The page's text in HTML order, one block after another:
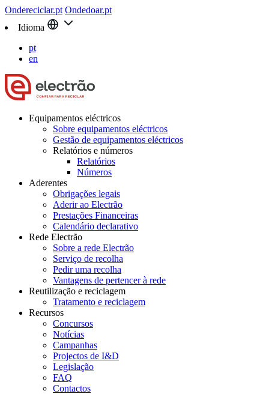
Ondereciclar.pt Ondedoar.pt
Idioma
pt
en
Equipamentos eléctricos
Sobre equipamentos eléctricos
Gestão de equipamentos eléctricos
Relatórios e números
Relatórios
Números
Aderentes
Obrigações legais
Aderir ao Electrão
Prestações Financeiras
Calendário declarativo
Rede Electrão
Sobre a rede Electrão
Serviço de recolha
Pedir uma recolha
Vantagens de pertencer à rede
Reutilização e reciclagem
Tratamento e reciclagem
Recursos
Concursos
Notícias
Campanhas
Projectos de I&D
Legislação
FAQ
Contactos